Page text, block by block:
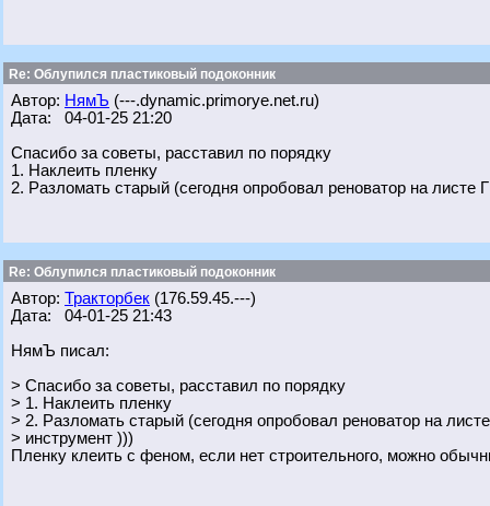
Re: Облупился пластиковый подоконник
Автор: НямЪ (---.dynamic.primorye.net.ru)
Дата: 04-01-25 21:20
Спасибо за советы, расставил по порядку
1. Наклеить пленку
2. Разломать старый (сегодня опробовал реноватор на листе
Re: Облупился пластиковый подоконник
Автор: Тракторбек (176.59.45.---)
Дата: 04-01-25 21:43
НямЪ писал:
> Спасибо за советы, расставил по порядку
> 1. Наклеить пленку
> 2. Разломать старый (сегодня опробовал реноватор на
> инструмент )))
Пленку клеить с феном, если нет строительного, можно